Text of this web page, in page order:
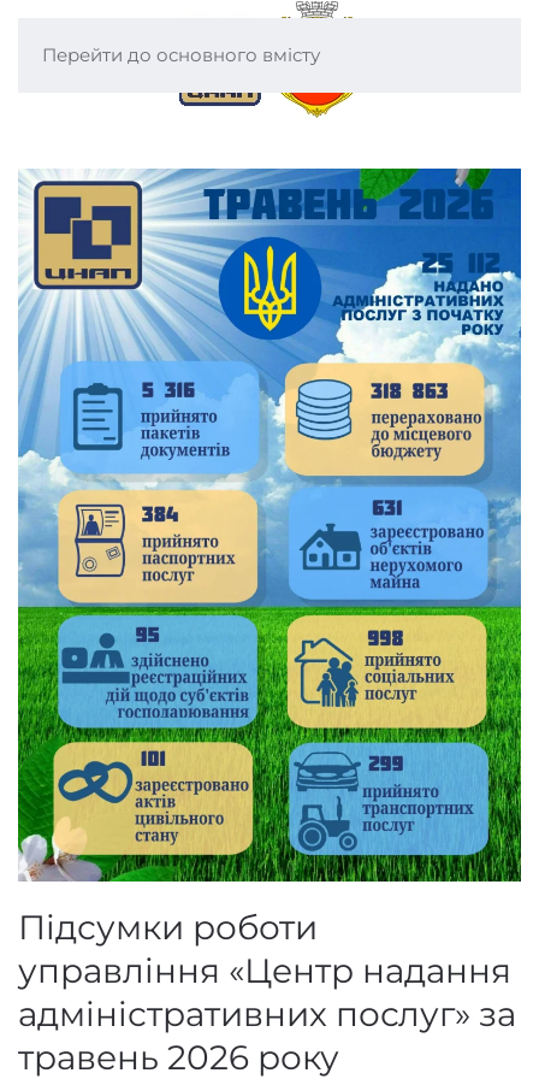
Перейти до основного вмісту
Підсумки роботи
управління «Центр надання
адміністративних послуг» за
травень 2026 року